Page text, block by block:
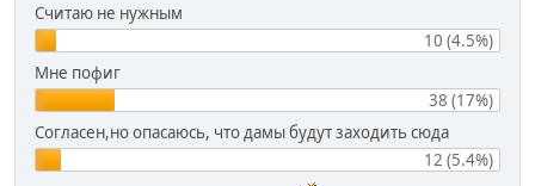
Считаю не нужным
10 (4.5%)
Мне пофиг
38 (17%)
Согласен,но опасаюсь, что дамы будут заходить сюда
12 (5.4%)